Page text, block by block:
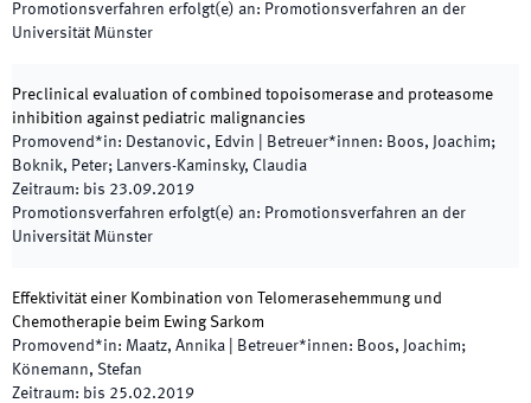
Promotionsverfahren erfolgt(e) an: Promotionsverfahren an der
Universität Münster
Preclinical evaluation of combined topoisomerase and proteasome
inhibition against pediatric malignancies
Promovend*in: Destanovic, Edvin Betreuer*innen: Boos, Joachim;
Boknik, Peter; Lanvers-Kaminsky, Claudia
Zeitraum: bis 23.09.2019
Promotionsverfahren erfolgt(e) an: Promotionsverfahren an der
Universität Münster
Effektivität einer Kombination von Telomerasehemmung und
Chemotherapie beim Ewing Sarkom
Promovend*in: Maatz, Annika Betreuer*innen: Boos, Joachim;
Könemann, Stefan
Zeitraum: bis 25.02.2019